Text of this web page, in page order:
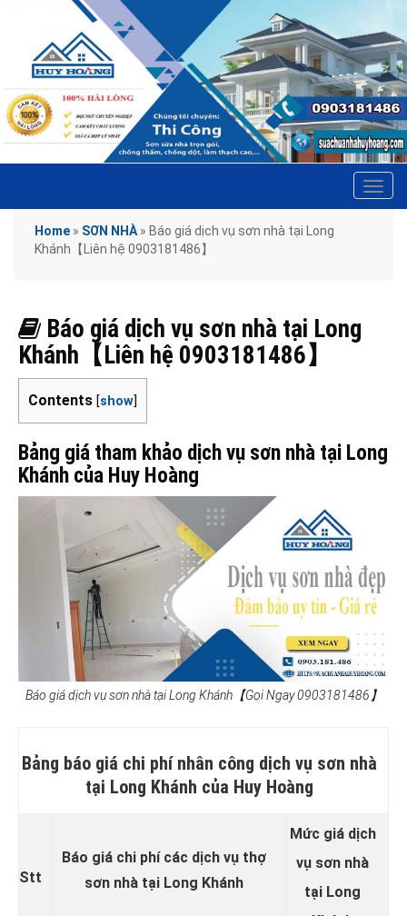
Home » SƠN NHÀ » Báo giá dịch vụ sơn nhà tại Long
Khánh【Liên hệ 0903181486】
Báo giá dịch vụ sơn nhà tại Long
Khánh【Liên hệ 0903181486】
Contents [show]
Bảng giá tham khảo dịch vụ sơn nhà tại Long
Khánh của Huy Hoàng
Báo giá dịch vụ sơn nhà tại Long Khánh【Gọi Ngay 0903181486】
Bảng báo giá chi phí nhân công dịch vụ sơn nhà
tại Long Khánh của Huy Hoàng
Stt
Báo giá chi phí các dịch vụ thợ
sơn nhà tại Long Khánh
Mức giá dịch
vụ sơn nhà
tại Long